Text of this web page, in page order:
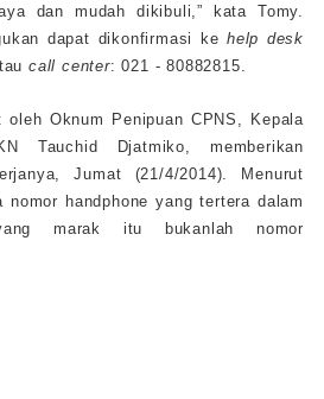
dan mudah dikibuli,” kata Tomy.
dapat dikonfirmasi ke help desk
call center: 021 - 80882815.
Oknum Penipuan CPNS, Kepala
Tauchid Djatmiko, memberikan
Jumat (21/4/2014). Menurut
nomor handphone yang tertera dalam
marak itu bukanlah nomor